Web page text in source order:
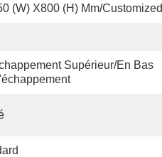
(W) X800 (H) Mm/customized
Supérieur/en Bas